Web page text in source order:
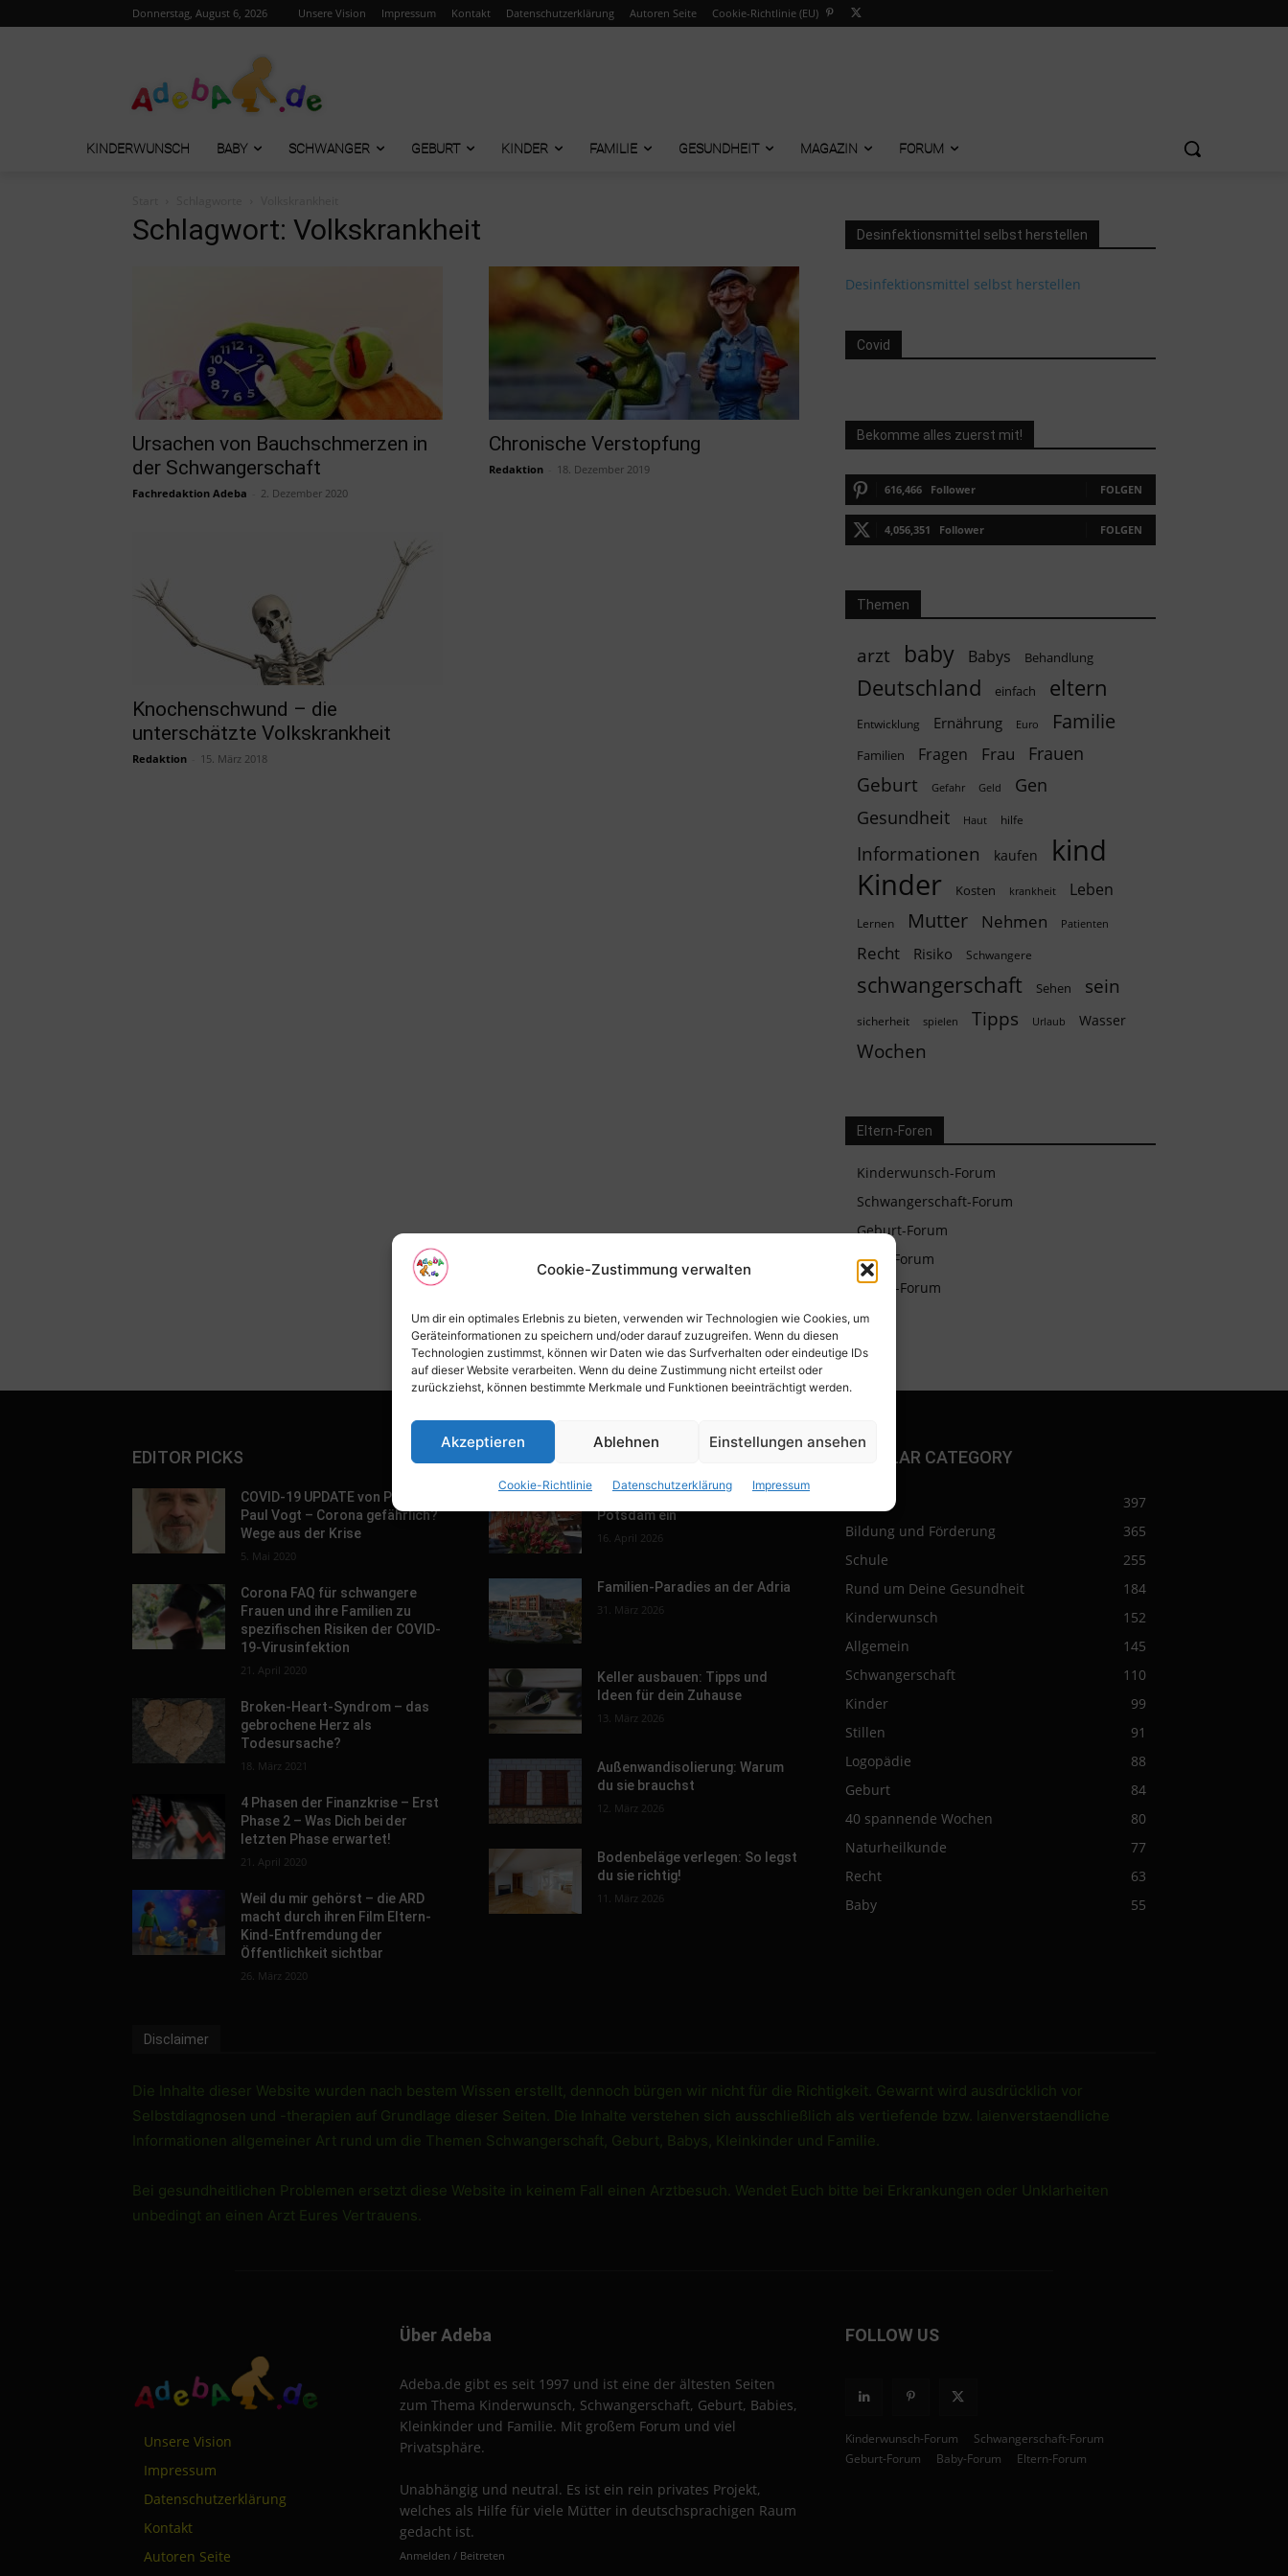
Cookie-Zustimmung verwalten
Um dir ein optimales Erlebnis zu bieten, verwenden wir Technologien wie Cookies, um
Geräteinformationen zu speichern und/oder darauf zuzugreifen. Wenn du diesen
Technologien zustimmst, können wir Daten wie das Surfverhalten oder eindeutige IDs
auf dieser Website verarbeiten. Wenn du deine Zustimmung nicht erteilst oder
zurückziehst, können bestimmte Merkmale und Funktionen beeinträchtigt werden.
Akzeptieren Ablehnen Einstellungen ansehen
Cookie-Richtlinie Datenschutzerklärung Impressum
Donnerstag, August 6, 2026 Unsere Vision Impressum Kontakt Datenschutzerklärung Autoren Seite Cookie-Richtlinie (EU)
KINDERWUNSCH BABY SCHWANGER GEBURT KINDER FAMILIE GESUNDHEIT MAGAZIN FORUM
Schlagwort: Volkskrankheit
Ursachen von Bauchschmerzen in
der Schwangerschaft
Fachredaktion Adeba 2. Dezember 2020
Chronische Verstopfung
Redaktion 18. Dezember 2019
Knochenschwund – die
unterschätzte Volkskrankheit
Redaktion 15. März 2018
Desinfektionsmittel selbst herstellen
Desinfektionsmittel selbst herstellen
Covid
Bekomme alles zuerst mit!
616,466 Follower FOLGEN
4,056,351 Follower FOLGEN
Themen
arzt baby Babys Behandlung
Deutschland einfach eltern
Entwicklung Ernährung Euro Familie
Familien Fragen Frau Frauen
Geburt Gefahr Geld
Gen
Gesundheit
Haut hilfe
Informationen kaufen kind
Kinder Kosten krankheit Leben
Lernen Mutter Nehmen Patienten
Recht Risiko Schwangere
schwangerschaft Sehen sein
sicherheit spielen Tipps Urlaub Wasser
Wochen
Eltern-Foren
Kinderwunsch-Forum
Schwangerschaft-Forum
Geburt-Forum
Baby-Forum
Eltern-Forum
EDITOR PICKS
COVID-19 UPDATE von Prof. Dr.
Paul Vogt – Corona gefährlich?
Wege aus der Krise
5. Mai 2020
Corona FAQ für schwangere
Frauen und ihre Familien zu
spezifischen Risiken der COVID-
19-Virusinfektion
21. April 2020
Broken-Heart-Syndrom – das
gebrochene Herz als
Todesursache?
18. März 2021
4 Phasen der Finanzkrise – Erst
Phase 2 – Was Dich bei der
letzten Phase erwartet!
21. April 2020
Weil du mir gehörst – die ARD
macht durch ihren Film Eltern-
Kind-Entfremdung der
Öffentlichkeit sichtbar
26. März 2020
POPULAR POSTS
Tulpenfest läutet Frühling in
Potsdam ein
16. April 2026
Familien-Paradies an der Adria
31. März 2026
Keller ausbauen: Tipps und
Ideen für dein Zuhause
13. März 2026
Außenwandisolierung: Warum
du sie brauchst
12. März 2026
Bodenbeläge verlegen: So legst
du sie richtig!
11. März 2026
POPULAR CATEGORY
397
Bildung und Förderung
365
Schule
255
Rund um Deine Gesundheit
184
Kinderwunsch
152
Allgemein
145
Schwangerschaft
110
Kinder
99
Stillen
91
Logopädie
88
Geburt
84
40 spannende Wochen
80
Naturheilkunde
77
Recht
63
Baby
55
Disclaimer
Die Inhalte dieser Website wurden nach bestem Wissen erstellt, dennoch bürgen wir nicht für die Richtigkeit. Gewarnt wird ausdrücklich vor
Selbstdiagnosen und -therapien auf Grundlage dieser Seiten. Die Inhalte verstehen sich ausschließlich als vertiefende bzw. laienverstaendliche
Informationen allgemeiner Art rund um die Themen Schwangerschaft, Geburt, Babys, Kleinkinder und Familie.
Bei gesundheitlichen Problemen ersetzt diese Website in keinem Fall einen Arztbesuch. Wendet Euch bitte bei Erkrankungen oder Unklarheiten
unbedingt an einen Arzt Eures Vertrauens.
Unsere Vision
Impressum
Datenschutzerklärung
Kontakt
Autoren Seite
Über Adeba
Adeba.de gibt es seit 1997 und ist eine der ältesten Seiten
zum Thema Kinderwunsch, Schwangerschaft, Geburt, Babies,
Kleinkinder und Familie. Mit großem Forum und viel
Privatsphäre.
Unabhängig und neutral. Es ist ein rein privates Projekt,
welches als Hilfe für viele Mütter in deutschsprachigen Raum
gedacht ist.
Anmelden / Beitreten
FOLLOW US
Kinderwunsch-Forum
Schwangerschaft-Forum
Geburt-Forum
Baby-Forum Eltern-Forum